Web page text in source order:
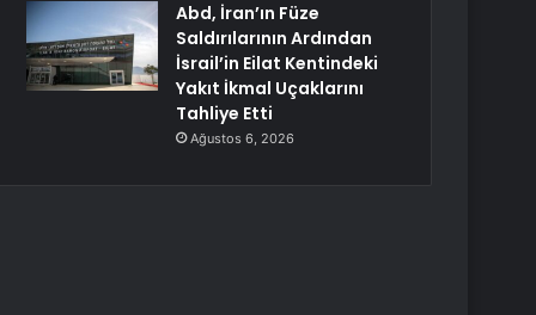
Abd, İran’ın Füze
Saldırılarının Ardından
İsrail’in Eilat Kentindeki
Yakıt İkmal Uçaklarını
Tahliye Etti
Ağustos 6, 2026